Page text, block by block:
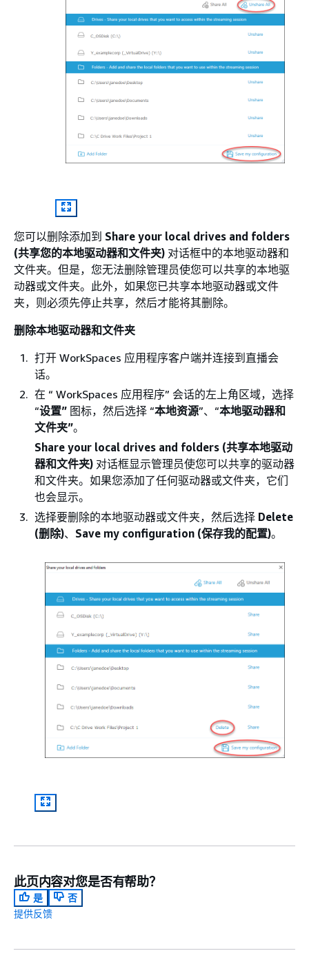
您可以删除添加到 Share your local drives and folders
(共享您的本地驱动器和文件夹) 对话框中的本地驱动器和
文件夹。但是，您无法删除管理员使您可以共享的本地驱
动器或文件夹。此外，如果您已共享本地驱动器或文件
夹，则必须先停止共享，然后才能将其删除。
删除本地驱动器和文件夹
打开 WorkSpaces 应用程序客户端并连接到直播会
话。
在 “ WorkSpaces 应用程序” 会话的左上角区域，选择
“设置” 图标，然后选择 “本地资源”、“本地驱动器和
文件夹”。
Share your local drives and folders (共享本地驱动
器和文件夹) 对话框显示管理员使您可以共享的驱动器
和文件夹。如果您添加了任何驱动器或文件夹，它们
也会显示。
选择要删除的本地驱动器或文件夹，然后选择 Delete
(删除)、 Save my configuration (保存我的配置)。
此页内容对您是否有帮助？
是
否
提供反馈